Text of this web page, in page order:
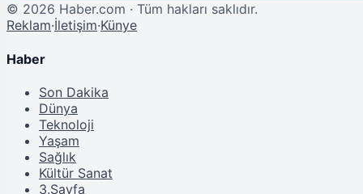
© 2026 Haber.com · Tüm hakları saklıdır.
Reklam·İletişim·Künye
Haber
Son Dakika
Dünya
Teknoloji
Yaşam
Sağlık
Kültür Sanat
3.Sayfa